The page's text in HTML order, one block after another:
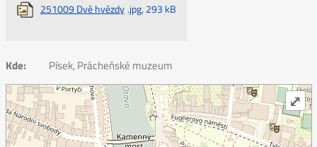
251009 Dvě hvězdy .jpg, 293 kB
Kde: Písek, Prácheňské muzeum
⤢